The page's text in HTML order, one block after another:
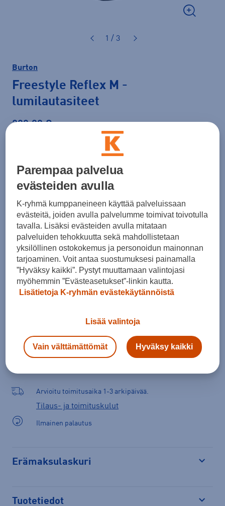
1 / 3
Burton
Freestyle Reflex M -
lumilautasiteet
200,00 €
M L
Lisää ostoskoriin
Valitse koko nähdäksesi myymäläsaatavuuden.
Arvioitu toimitusaika 1-3 arkipäivää.
Tilaus- ja toimituskulut
Ilmainen palautus
Erämaksulaskuri
Tuotetiedot
Parempaa palvelua
evästeiden avulla
K-ryhmä kumppaneineen käyttää palveluissaan
evästeitä, joiden avulla palvelumme toimivat toivotulla
tavalla. Lisäksi evästeiden avulla mitataan
palveluiden tehokkuutta sekä mahdollistetaan
yksilöllinen ostokokemus ja personoidun mainonnan
tarjoaminen. Voit antaa suostumuksesi painamalla
”Hyväksy kaikki”. Pystyt muuttamaan valintojasi
myöhemmin ”Evästeasetukset”-linkin kautta.
Lisätietoja K-ryhmän evästekäytännöistä
Lisää valintoja
Vain välttämättömät Hyväksy kaikki